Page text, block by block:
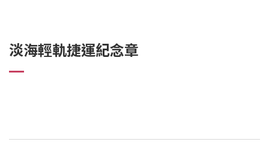
淡海輕軌捷運紀念章